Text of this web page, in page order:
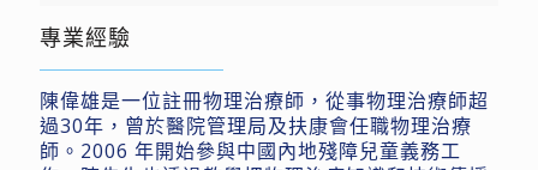
專業經驗
陳偉雄是一位註冊物理治療師，從事物理治療師超
過30年，曾於醫院管理局及扶康會任職物理治療
師。2006 年開始參與中國內地殘障兒童義務工